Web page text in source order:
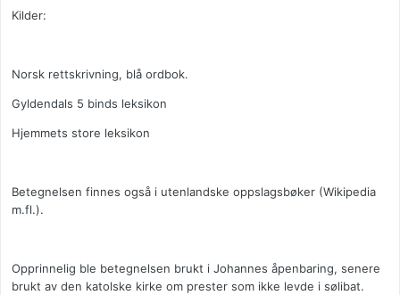
Kilder:
Norsk rettskrivning, blå ordbok.
Gyldendals 5 binds leksikon
Hjemmets store leksikon
Betegnelsen finnes også i utenlandske oppslagsbøker (Wikipedia
m.fl.).
Opprinnelig ble betegnelsen brukt i Johannes åpenbaring, senere
brukt av den katolske kirke om prester som ikke levde i sølibat.